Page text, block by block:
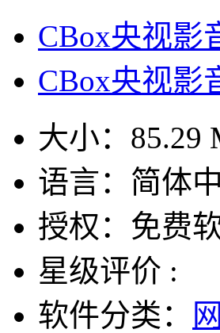
CBox央视影
CBox央视影
大小： 85.29
语言： 简体
授权： 免费
星级评价 :
软件分类：